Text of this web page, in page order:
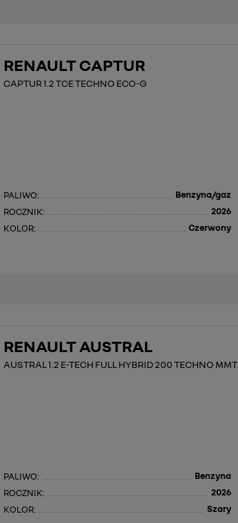
RENAULT CAPTUR
CAPTUR 1.2 TCE TECHNO ECO-G
PALIWO:
Benzyna/gaz
ROCZNIK:
2026
KOLOR:
Czerwony
RENAULT AUSTRAL
AUSTRAL 1.2 E-TECH FULL HYBRID 200 TECHNO MMT
PALIWO:
Benzyna
ROCZNIK:
2026
KOLOR:
Szary